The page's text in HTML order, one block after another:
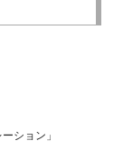
ション」